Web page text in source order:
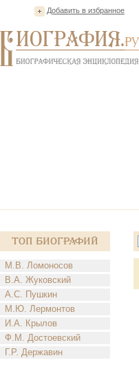
Добавить в избранное
Топ Биографий
М.В. Ломоносов
В.А. Жуковский
А.С. Пушкин
М.Ю. Лермонтов
И.А. Крылов
Ф.М. Достоевский
Г.Р. Державин